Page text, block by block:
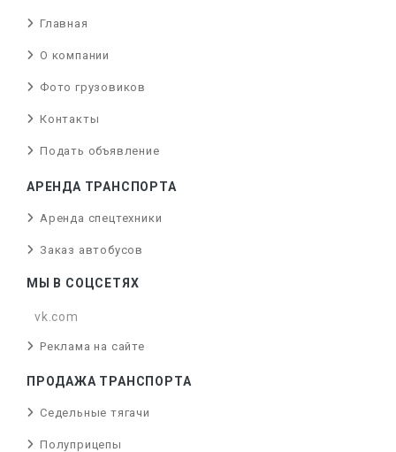
Главная
О компании
Фото грузовиков
Контакты
Подать объявление
АРЕНДА ТРАНСПОРТА
Аренда спецтехники
Заказ автобусов
МЫ В СОЦСЕТЯХ
vk.com
Реклама на сайте
ПРОДАЖА ТРАНСПОРТА
Седельные тягачи
Полуприцепы